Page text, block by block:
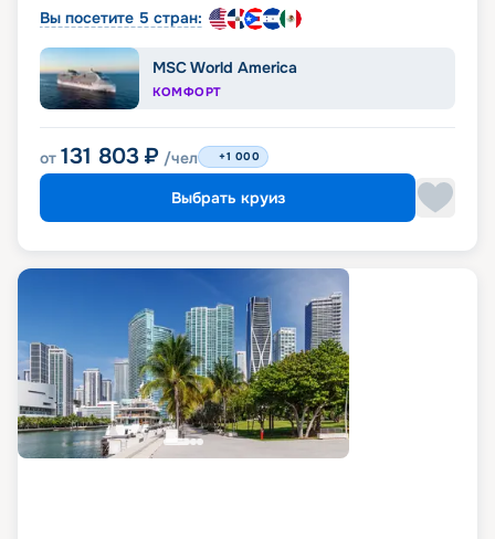
Вы посетите 5 стран:
MSC World America
КОМФОРТ
от 131 803 ₽ /чел +1 000
Выбрать круиз